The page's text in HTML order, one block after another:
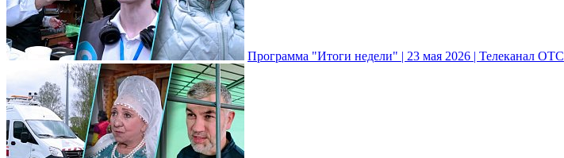
Программа "Итоги недели" | 23 мая 2026 | Телеканал ОТС